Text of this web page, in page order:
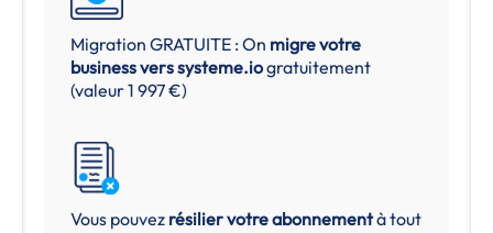
Migration GRATUITE : On migre votre
business verssysteme.iogratuitement
(valeur 1 997 €)
Vous pouvez résilier votre abonnementà tout